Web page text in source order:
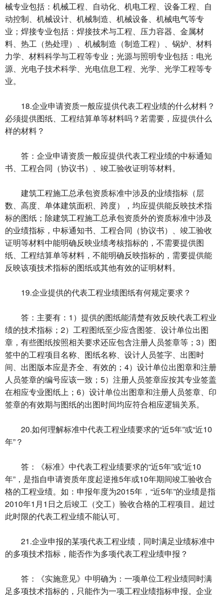
械专业包括：机械工程、自动化、机电工程、设备工程、自
动控制、机械设计、机械制造、机械设备、机械电气等专
业；焊接专业包括：焊接技术与工程、压力容器、金属材
料、热工（热处理）、机械制造（制造工程）、锅炉、材料
力学、材料科学与工程等专业；光源与照明专业包括：电光
源、光电子技术科学、光电信息工程、光学、光学工程等专
业。
18.企业申请资质一般应提供代表工程业绩的什么材料？
必须提供图纸、工程结算单等材料吗？若需要，应提供什么
样的材料？
答：企业申请资质一般应提供代表工程业绩的中标通知
书、工程合同（协议书）、竣工验收证明等材料。
建筑工程施工总承包资质标准中涉及的业绩指标（层
数、高度、单体建筑面积、跨度），均应提供能反映技术指
标的图纸；除建筑工程施工总承包资质外的资质标准中涉及
的业绩指标，中标通知书、工程合同（协议书）、竣工验收
证明等材料中能明确反映业绩考核指标的，不需要提供图
纸、工程结算单等材料，不能明确反映指标的，需要提供能
反映该项技术指标的图纸或其他有效的证明材料。
19.企业提供的代表工程业绩图纸有何规定要求？
答：主要有：1）提供的图纸能清楚有效反映代表工程业
绩的技术指标；2）工程图纸至少应含图签、设计单位出图
章，有些图纸按照相关要求还应包含注册人员签章等；3）图
签中的工程项目名称、图纸名称、设计人员签字、出图时
间、出图版本应是齐全、有效的；4）设计单位出图章和注册
人员签章的编号应该一致；5）注册人员签章应按其专业签盖
在相应专业图纸上；6）设计单位出图章和注册人员签章、印
签章的有效期与图纸的出图时间均应符合相应逻辑关系。
20.如何理解标准中代表工程业绩要求的“近5年”或“近10
年”？
答：《标准》中代表工程业绩要求的“近5年”或“近10
年”，是指自申请资质年度起逆推5年或10年期间竣工验收合
格的工程业绩。如：申报年度为2015年，“近5年”的业绩是指
2010年1月1日之后竣工（交工）验收合格的工程项目。超过
此时限的代表工程业绩不能认可。
21.企业申报的某项代表工程业绩，同时满足业绩标准中
的多项技术指标，能否作为多项代表工程业绩申报？
答：《实施意见》中明确为：一项单位工程业绩同时满
足多项技术指标的，只能作为一项工程业绩指标申报。企业